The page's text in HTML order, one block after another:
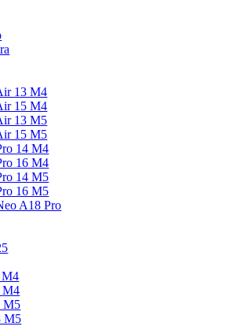
13 M4
15 M4
13 M5
15 M5
14 M4
16 M4
14 M5
16 M5
A18 Pro
M4
M4
M5
M5